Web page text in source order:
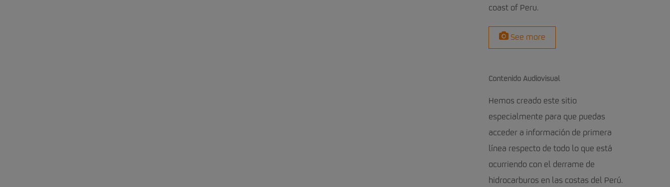
coast of Peru.
See more
Contenido Audiovisual
Hemos creado este sitio
especialmente para que puedas
acceder a información de primera
línea respecto de todo lo que está
ocurriendo con el derrame de
hidrocarburos en las costas del Perú.